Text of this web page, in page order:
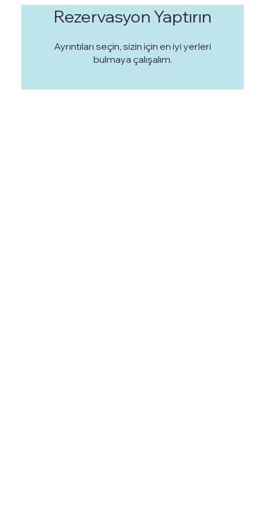
Rezervasyon Yaptırın
Ayrıntıları seçin, sizin için en iyi yerleri
bulmaya çalışalım.